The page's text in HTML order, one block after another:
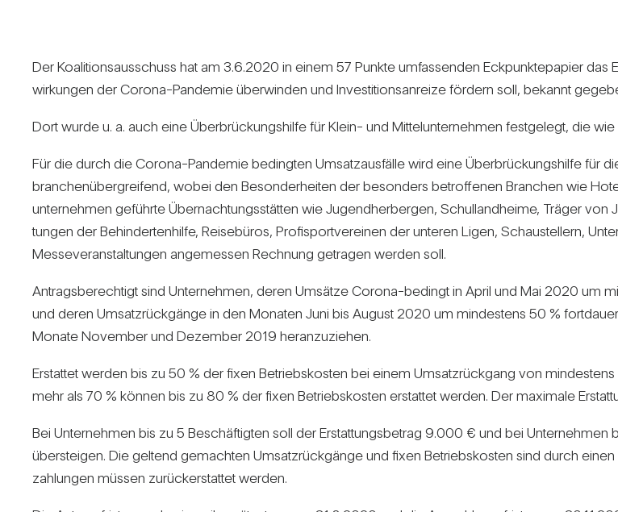
Der Koali­ti­ons­aus­schuss hat am 3.6.2020 in einem 57 Punkte umfas­senden Eck­punk­te­pa­pier
wir­kungen der Corona-Pan­demie über­winden und Inves­ti­ti­ons­an­reize för­dern soll, bekannt
Dort wurde u. a. auch eine Über­brü­ckungs­hilfe für Klein- und Mit­tel­un­ter­nehmen fest­ge­legt, die
Für die durch die Corona-Pan­demie bedingten Umsatz­aus­fälle wird eine Über­brü­ckungs­hilfe für
bran­chen­über­grei­fend, wobei den Beson­der­heiten der beson­ders betrof­fenen Bran­chen wie
unter­nehmen geführte Über­nach­tungs­stätten wie Jugend­her­bergen, Schul­land­heime, Träger
tungen der Behin­der­ten­hilfe, Rei­se­büros, Pro­fi­sport­ver­einen der unteren Ligen, Schau­stel­lern,
Mes­se­ver­an­stal­tungen ange­messen Rech­nung getragen werden soll.
Antrags­be­rech­tigt sind Unter­nehmen, deren Umsätze Corona-bedingt in April und Mai 2020 um
und deren Umsatz­rück­gänge in den Monaten Juni bis August 2020 um min­des­tens 50 %
Monate November und Dezember 2019 her­an­zu­ziehen.
Erstattet werden bis zu 50 % der fixen Betriebs­kosten bei einem Umsatz­rück­gang von
mehr als 70 % können bis zu 80 % der fixen Betriebs­kosten erstattet werden. Der maxi­male
Bei Unter­nehmen bis zu 5 Beschäf­tigten soll der Erstat­tungs­be­trag 9.000 € und bei
über­steigen. Die gel­tend gemachten Umsatz­rück­gänge und fixen Betriebs­kosten sind durch
zah­lungen müssen zurück­er­stattet werden.